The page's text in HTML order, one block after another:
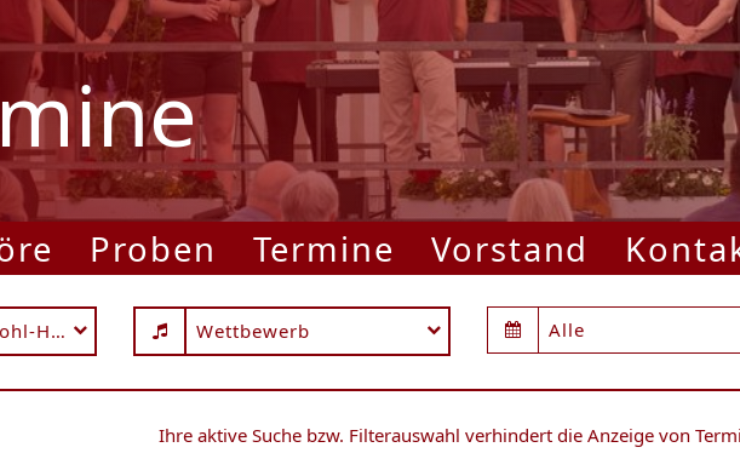
Proben Termine Vorstand
Haus Wettbewerb Alle
Ihre aktive Suche bzw. Filterauswahl verhindert die Anzeige von